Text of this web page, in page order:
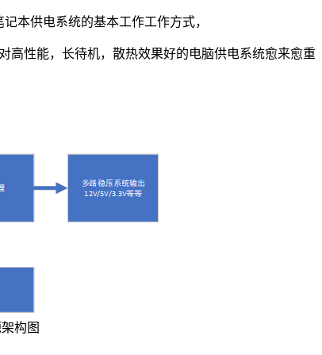
本供电系统的基本工作工作方式，
高性能，长待机，散热效果好的电脑供电系统愈来愈重
构图